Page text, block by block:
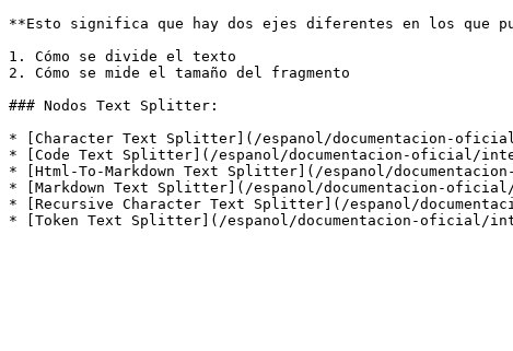
**Esto significa que hay dos ejes diferentes en los que
1. Cómo se divide el texto
2. Cómo se mide el tamaño del fragmento
### Nodos Text Splitter:
* [Character Text Splitter](/espanol/documentacion-
* [Code Text Splitter](/espanol/documentacion-oficial/
* [Html-To-Markdown Text Splitter](/espanol/
* [Markdown Text Splitter](/espanol/documentacion-
* [Recursive Character Text Splitter](/espanol/